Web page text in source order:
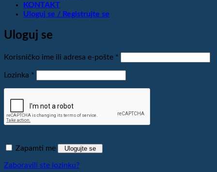
KONTAKT
Uloguj se / Registrujte se
Uloguj se
Korisničko ime ili adresa e-pošte *
Lozinka *
Zapamti me Ulogujte se
Zaboravili ste lozinku?